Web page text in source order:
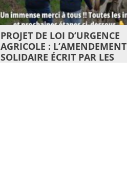
PROJET DE LOI D’URGENCE
AGRICOLE : L’AMENDEMENT
SOLIDAIRE ÉCRIT PAR LES